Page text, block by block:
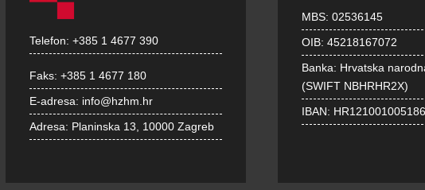
Telefon: +385 1 4677 390
Faks: +385 1 4677 180
E-adresa: info@hzhm.hr
Adresa: Planinska 13, 10000 Zagreb
MBS: 02536145
OIB: 45218167072
Banka: Hrvatska
(SWIFT NBHRHR2X)
IBAN: